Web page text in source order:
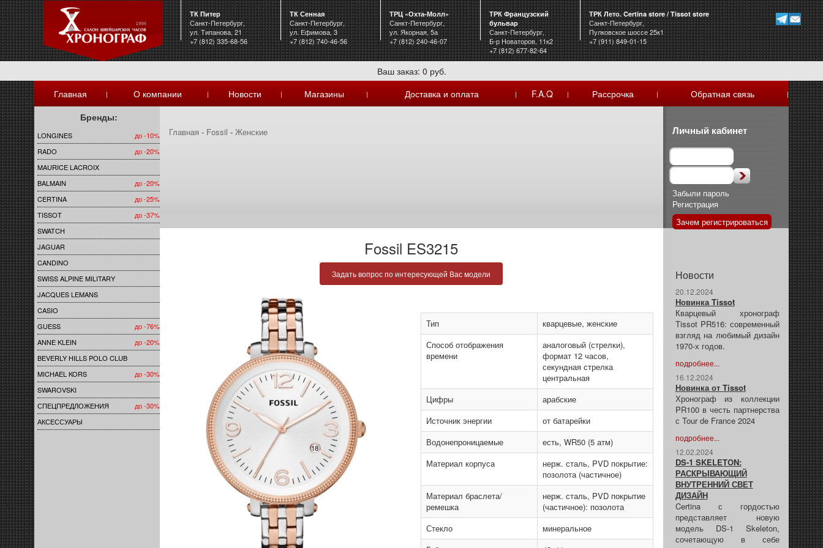
ТК Питер
Санкт-Петербург,
ул. Типанова, 21
+7 (812) 335-68-56
ТК Сенная
Санкт-Петербург,
ул. Ефимова, 3
+7 (812) 740-46-56
ТРЦ «Охта-Молл»
Санкт-Петербург,
ул. Якорная, 5а
+7 (812) 240-46-07
ТРК Французский
бульвар
Санкт-Петербург,
Б-р Новаторов, 11к2
+7 (812) 677-82-64
ТРК Лето. Certina store / Tissot store
Санкт-Петербург,
Пулковское шоссе 25к1
+7 (911) 849-01-15
Ваш заказ: 0 руб.
Главная
| О компании | Новости | Магазины | Доставка и оплата | F.A.Q | Рассрочка | Обратная связь |
Бренды:
LONGINES
до -10%
RADO
до -20%
MAURICE LACROIX
BALMAIN
до -20%
CERTINA
до -25%
TISSOT
до -37%
SWATCH
JAGUAR
CANDINO
SWISS ALPINE MILITARY
JACQUES LEMANS
CASIO
GUESS
до -76%
ANNE KLEIN
до -20%
BEVERLY HILLS POLO CLUB
MICHAEL KORS
до -30%
SWAROVSKI
СПЕЦПРЕДЛОЖЕНИЯ
до -30%
АКСЕССУАРЫ
Главная - Fossil -Женские
Fossil ES3215
Задать вопрос по интересующей Вас модели
Тип
кварцевые, женские
Способ отображения
времени
аналоговый (стрелки),
формат 12 часов,
секундная стрелка
центральная
Цифры
арабские
Источник энергии
от батарейки
Водонепроницаемые
есть, WR50 (5 атм)
Материал корпуса
нерж. сталь, PVD покрытие:
позолота (частичное)
Материал браслета/
ремешка
нерж. сталь, PVD покрытие
(частичное): позолота
Стекло
минеральное
Личный кабинет
Забыли пароль
Регистрация
Зачем регистрироваться
Новости
20.12.2024
Новинка Tissot
Кварцевый хронограф
Tissot PR516: современный
взгляд на любимый дизайн
1970-х годов.
подробнее...
16.12.2024
Новинка от Tissot
Хронограф из коллекции
PR100 в честь партнерства
с Tour de France 2024
подробнее...
12.02.2024
DS-1 SKELETON:
РАСКРЫВАЮЩИЙ
ВНУТРЕННИЙ СВЕТ
ДИЗАЙН
Certina с гордостью
представляет новую
модель DS-1 Skeleton,
сочетающую в себе